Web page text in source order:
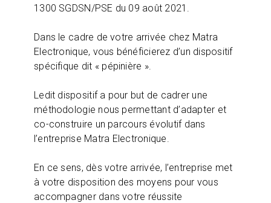
1300 SGDSN/PSE du 09 août 2021.
Dans le cadre de votre arrivée chez Matra
Electronique, vous bénéficierez d’un dispositif
spécifique dit « pépinière ».
Ledit dispositif a pour but de cadrer une
méthodologie nous permettant d’adapter et
co-construire un parcours évolutif dans
l’entreprise Matra Electronique.
En ce sens, dès votre arrivée, l’entreprise met
à votre disposition des moyens pour vous
accompagner dans votre réussite